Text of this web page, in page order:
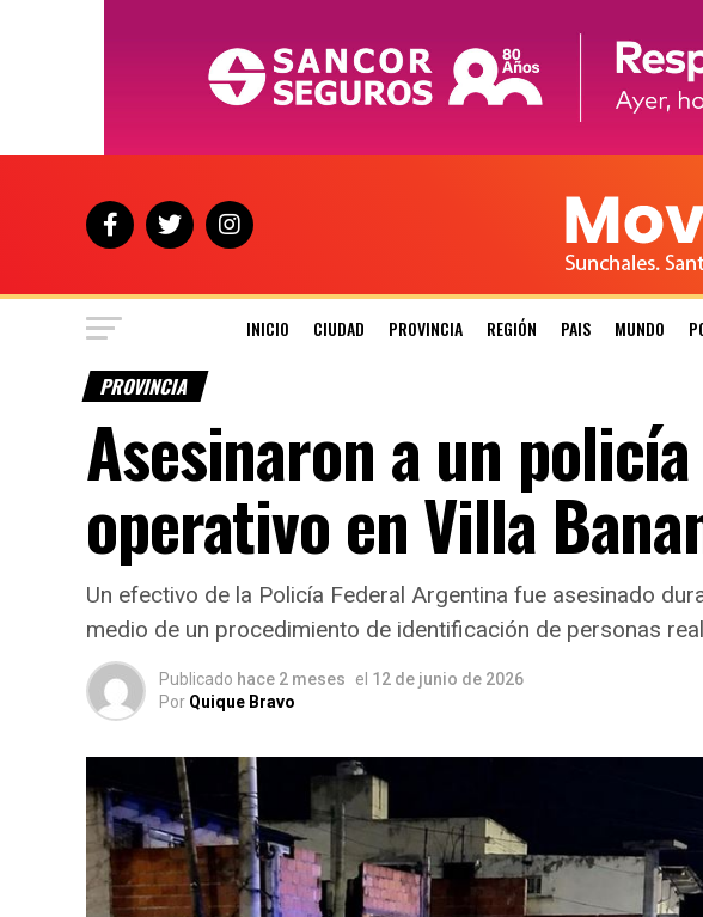
INICIO CIUDAD PROVINCIA REGIÓN PAIS MUNDO
PROVINCIA
Asesinaron a un
operativo en Villa
Un efectivo de la Policía Federal Argentina fue asesinado
medio de un procedimiento de identificación de personas
Publicado hace 2 meses el 12 de junio de 2026
Por Quique Bravo